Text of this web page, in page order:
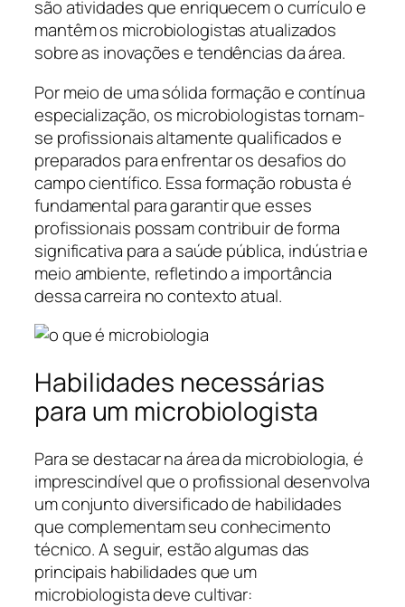
são atividades que enriquecem o currículo e
mantêm os microbiologistas atualizados
sobre as inovações e tendências da área.
Por meio de uma sólida formação e contínua
especialização, os microbiologistas tornam-
se profissionais altamente qualificados e
preparados para enfrentar os desafios do
campo científico. Essa formação robusta é
fundamental para garantir que esses
profissionais possam contribuir de forma
significativa para a saúde pública, indústria e
meio ambiente, refletindo a importância
dessa carreira no contexto atual.
Habilidades necessárias
para um microbiologista
Para se destacar na área da microbiologia, é
imprescindível que o profissional desenvolva
um conjunto diversificado de habilidades
que complementam seu conhecimento
técnico. A seguir, estão algumas das
principais habilidades que um
microbiologista deve cultivar: